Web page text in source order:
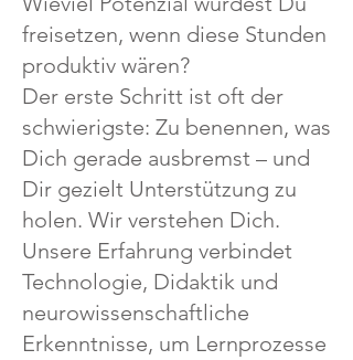
freisetzen, wenn diese Stunden
produktiv wären?
Der erste Schritt ist oft der
schwierigste: Zu benennen, was
Dich gerade ausbremst – und
Dir gezielt Unterstützung zu
holen. Wir verstehen Dich.
Unsere Erfahrung verbindet
Technologie, Didaktik und
neurowissenschaftliche
Erkenntnisse, um Lernprozesse